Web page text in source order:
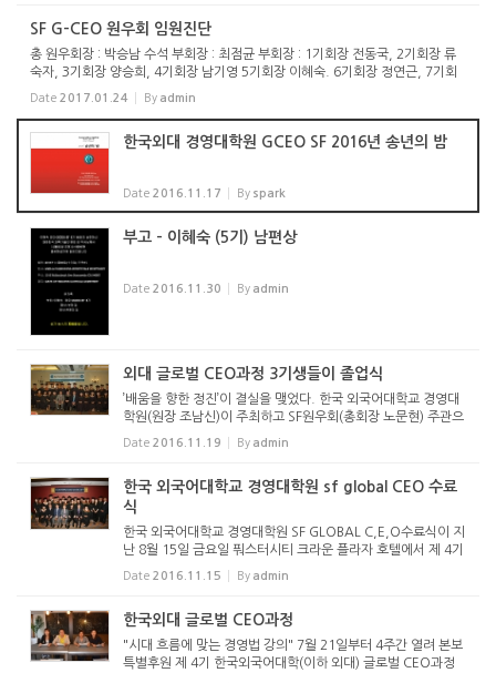
SF G-CEO 원우회 임원진단
총 원우회장 : 박승남 수석 부회장 : 최점균 부회장 : 1기회장 전동국, 2기회장 류
숙자, 3기회장 양승희, 4기회장 남기영 5기회장 이혜숙. 6기회장 정연근, 7기회
장 최점균 총무 : 이혜숙 재무 : 홍혜정, 박미정 골프 : 이우주, 최선희 외교: 이광
Date 2017.01.24 By admin
한국외대 경영대학원 GCEO SF 2016년 송년의 밤
Date 2016.11.17 By spark
부고 - 이혜숙 (5기) 남편상
Date 2016.11.30 By admin
외대 글로벌 CEO과정 3기생들이 졸업식
’배움을 향한 정진’이 결실을 맺었다. 한국 외국어대학교 경영대
학원(원장 조남신)이 주최하고 SF원우회(총회장 노문현) 주관으
로 열린 외대 글로벌 CEO과정이 지난 4주간의 일정을 마치고 1
0일 포스터시티 크라운플라자 호텔에서 3기 졸업식을 ...
Date 2016.11.19 By admin
한국 외국어대학교 경영대학원 sf global CEO 수료
식
한국 외국어대학교 경영대학원 SF GLOBAL C,E,O수료식이 지
난 8월 15일 금요일 풔스터시티 크라운 플라자 호텔에서 제 4기
수료식이 있었읍니다 이날 한국 외국어 대학교 김인철 총장이 방
문하여 24명 수료자 전원에게 수료증을 전달하고김총장은 한국
Date 2016.11.15 By admin
한국외대 글로벌 CEO과정
"시대 흐름에 맞는 경영법 강의" 7월 21일부터 4주간 열려 본보
특별후원 제 4기 한국외국어대학(이하 외대) 글로벌 CEO과정
이 오는 7월21일부터 8월15일까지 4주간 포스터시티 크라운